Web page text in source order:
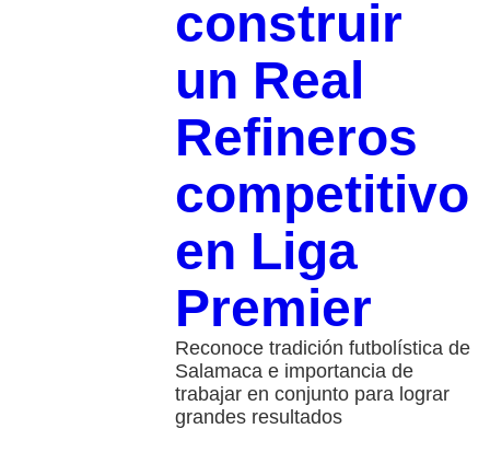
construir
un Real
Refineros
competitivo
en Liga
Premier
Reconoce tradición futbolística de
Salamaca e importancia de
trabajar en conjunto para lograr
grandes resultados